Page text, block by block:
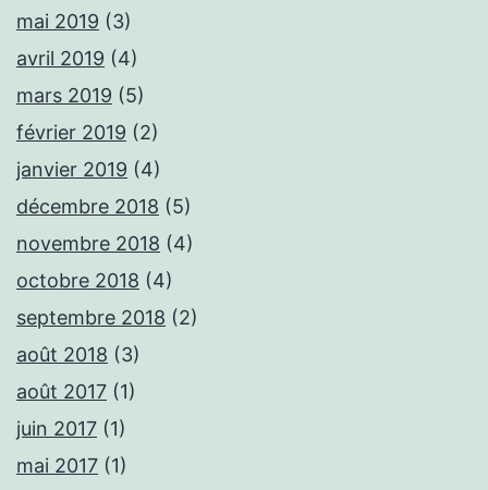
mai 2019 (3)
avril 2019 (4)
mars 2019 (5)
février 2019 (2)
janvier 2019 (4)
décembre 2018 (5)
novembre 2018 (4)
octobre 2018 (4)
septembre 2018 (2)
août 2018 (3)
août 2017 (1)
juin 2017 (1)
mai 2017 (1)